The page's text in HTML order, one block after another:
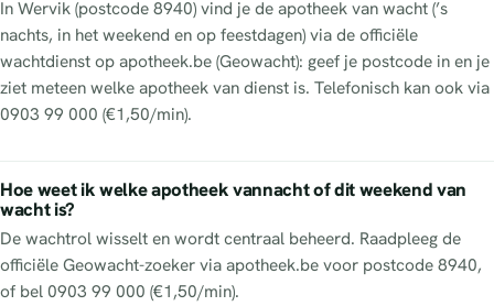
In Wervik (postcode 8940) vind je de apotheek van wacht (’s
nachts, in het weekend en op feestdagen) via de officiële
wachtdienst op apotheek.be (Geowacht): geef je postcode in en je
ziet meteen welke apotheek van dienst is. Telefonisch kan ook via
0903 99 000 (€1,50/min).
Hoe weet ik welke apotheek vannacht of dit weekend van
wacht is?
De wachtrol wisselt en wordt centraal beheerd. Raadpleeg de
officiële Geowacht-zoeker via apotheek.be voor postcode 8940,
of bel 0903 99 000 (€1,50/min).